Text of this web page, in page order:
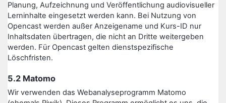
Planung, Aufzeichnung und Veröffentlichung audiovisueller
Lerninhalte eingesetzt werden kann. Bei Nutzung von
Opencast werden außer Anzeigename und Kurs-ID nur
Inhaltsdaten übertragen, die nicht an Dritte weitergeben
werden. Für Opencast gelten dienstspezifische
Löschfristen.
5.2 Matomo
Wir verwenden das Webanalyseprogramm Matomo